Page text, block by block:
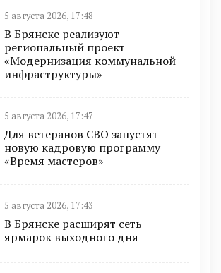
5 августа 2026, 17:48
В Брянске реализуют
региональный проект
«Модернизация коммунальной
инфраструктуры»
5 августа 2026, 17:47
Для ветеранов СВО запустят
новую кадровую программу
«Время мастеров»
5 августа 2026, 17:43
В Брянске расширят сеть
ярмарок выходного дня